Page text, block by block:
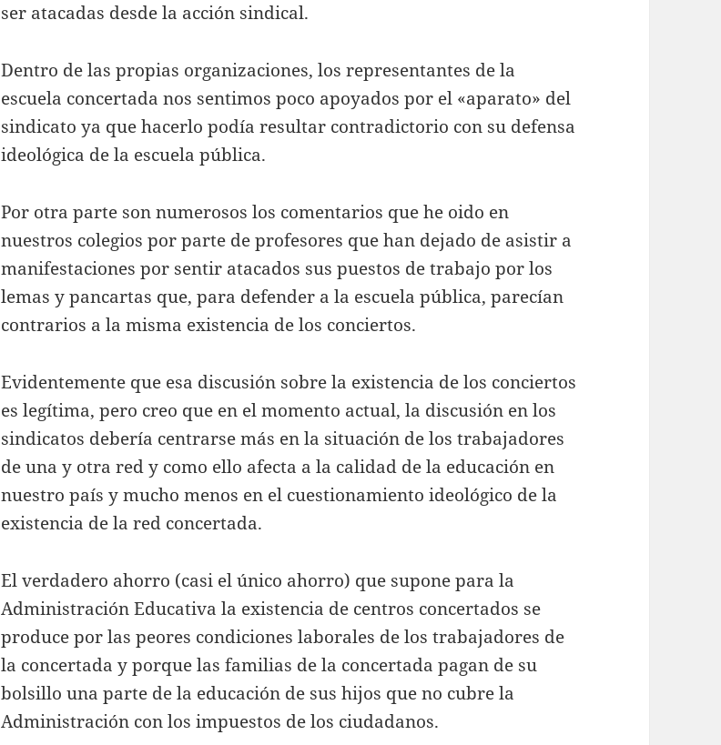
ser atacadas desde la acción sindical.
Dentro de las propias organizaciones, los representantes de la
escuela concertada nos sentimos poco apoyados por el «aparato» del
sindicato ya que hacerlo podía resultar contradictorio con su defensa
ideológica de la escuela pública.
Por otra parte son numerosos los comentarios que he oido en
nuestros colegios por parte de profesores que han dejado de asistir a
manifestaciones por sentir atacados sus puestos de trabajo por los
lemas y pancartas que, para defender a la escuela pública, parecían
contrarios a la misma existencia de los conciertos.
Evidentemente que esa discusión sobre la existencia de los conciertos
es legítima, pero creo que en el momento actual, la discusión en los
sindicatos debería centrarse más en la situación de los trabajadores
de una y otra red y como ello afecta a la calidad de la educación en
nuestro país y mucho menos en el cuestionamiento ideológico de la
existencia de la red concertada.
El verdadero ahorro (casi el único ahorro) que supone para la
Administración Educativa la existencia de centros concertados se
produce por las peores condiciones laborales de los trabajadores de
la concertada y porque las familias de la concertada pagan de su
bolsillo una parte de la educación de sus hijos que no cubre la
Administración con los impuestos de los ciudadanos.